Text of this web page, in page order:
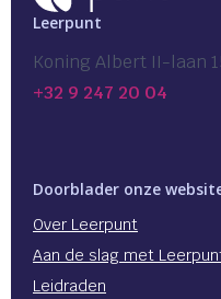
Leerpunt
Koning Albert II-laan
+32 9 247 20 04
Doorblader onze
Over Leerpunt
Aan de slag met
Leidraden